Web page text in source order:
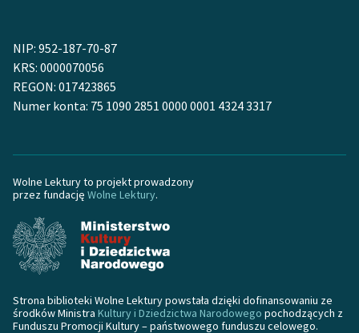
do domeny publicznej,
lektur szkolnych oraz
Starego Testamentu
Szkoła Poezji Wolnych
Lektur
Kontakt
O projekcie
Zespół
NIP: 952-187-70-87
KRS: 0000070056
REGON: 017423865
Numer konta: 75 1090 2851 0000 0001 4324 3317
Wolne Lektury to projekt prowadzony
przez fundację Wolne Lektury.
Strona biblioteki Wolne Lektury powstała dzięki dofinansowaniu ze
środków Ministra Kultury i Dziedzictwa Narodowego pochodzących z
Funduszu Promocji Kultury – państwowego funduszu celowego.